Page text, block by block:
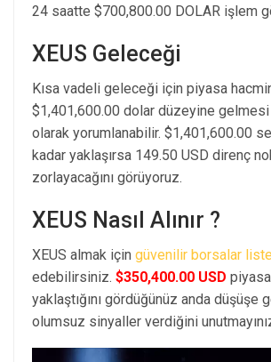
24 saatte $700,800.00 DOLAR işlem
XEUS Geleceği
Kısa vadeli geleceği için piyasa
$1,401,600.00 dolar düzeyine gelmesi
olarak yorumlanabilir. $1,401,600.00
kadar yaklaşırsa 149.50 USD direnç
zorlayacağını görüyoruz.
XEUS Nasıl Alınır ?
XEUS almak için güvenilir borsalar
edebilirsiniz. $350,400.00 USD
yaklaştığını gördüğünüz anda düşüşe
olumsuz sinyaller verdiğini